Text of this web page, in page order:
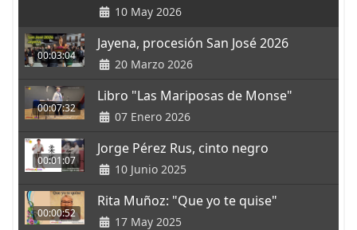
10 May 2026
00:03:04
Jayena, procesión San José 2026
20 Marzo 2026
00:07:32
Libro "Las Mariposas de Monse"
07 Enero 2026
00:01:07
Jorge Pérez Rus, cinto negro
10 Junio 2025
00:00:52
Rita Muñoz: "Que yo te quise"
17 May 2025